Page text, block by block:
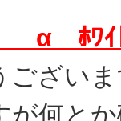
α ﾎﾜｲ
ざいま
が何と